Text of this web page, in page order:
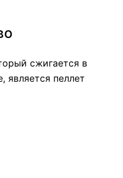
сжигается в
является пеллет